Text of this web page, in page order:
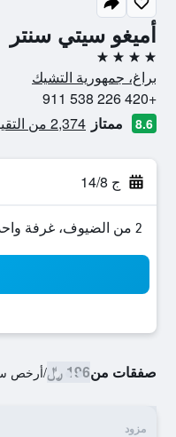
أميغو سيتي سنتر
4 نجوم
براغ، جمهورية التشيك
+420 226 538 911
8.6 ممتاز 2,374 من التقييمات تم التحقق منها
ج 14/8
2 من الضيوف، غرفة واحدة
صفقات من196 ﷼ /أرخص
مزود